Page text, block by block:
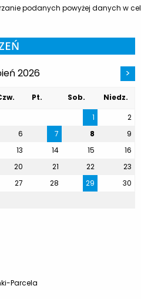
podanych powyżej danych w
2026 >
Pt. Sob.
Niedz.
1
2
6 7 8
9
13 14 15
16
20 21 22
23
27 28 29
30
Parcela